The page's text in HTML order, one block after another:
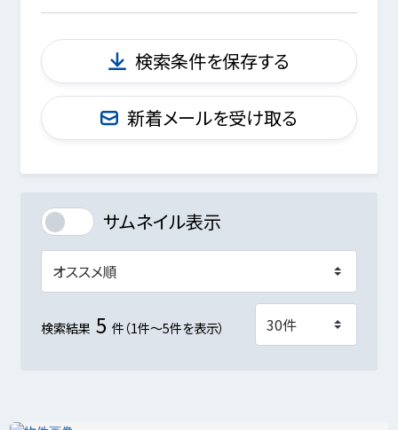
検索条件を保存する
新着メールを受け取る
サムネイル表示
検索結果 5 件（1件～5件を表示）